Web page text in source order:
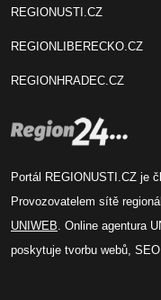
REGIONUSTI.CZ
REGIONLIBERECKO.CZ
REGIONHRADEC.CZ
Portál REGIONUSTI.CZ je
Provozovatelem sítě
UNIWEB. Online agentura
poskytuje tvorbu webů,